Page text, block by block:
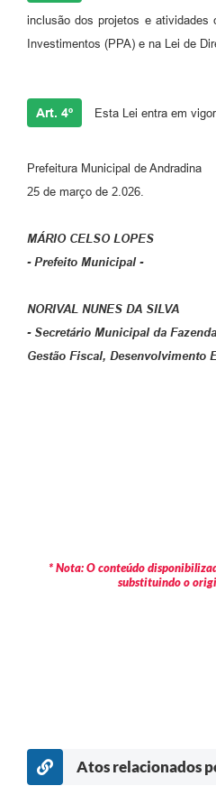
inclusão dos projetos e atividades
Investimentos (PPA) e na Lei de
Art. 4º Esta Lei entra em
Prefeitura Municipal de Andradina
25 de março de 2.026.
MÁRIO CELSO LOPES
- Prefeito Municipal -
NORIVAL NUNES DA SILVA
- Secretário Municipal da
Gestão Fiscal, Desenvolvimento
* Nota: O conteúdo
substituindo o
Atos relacionados